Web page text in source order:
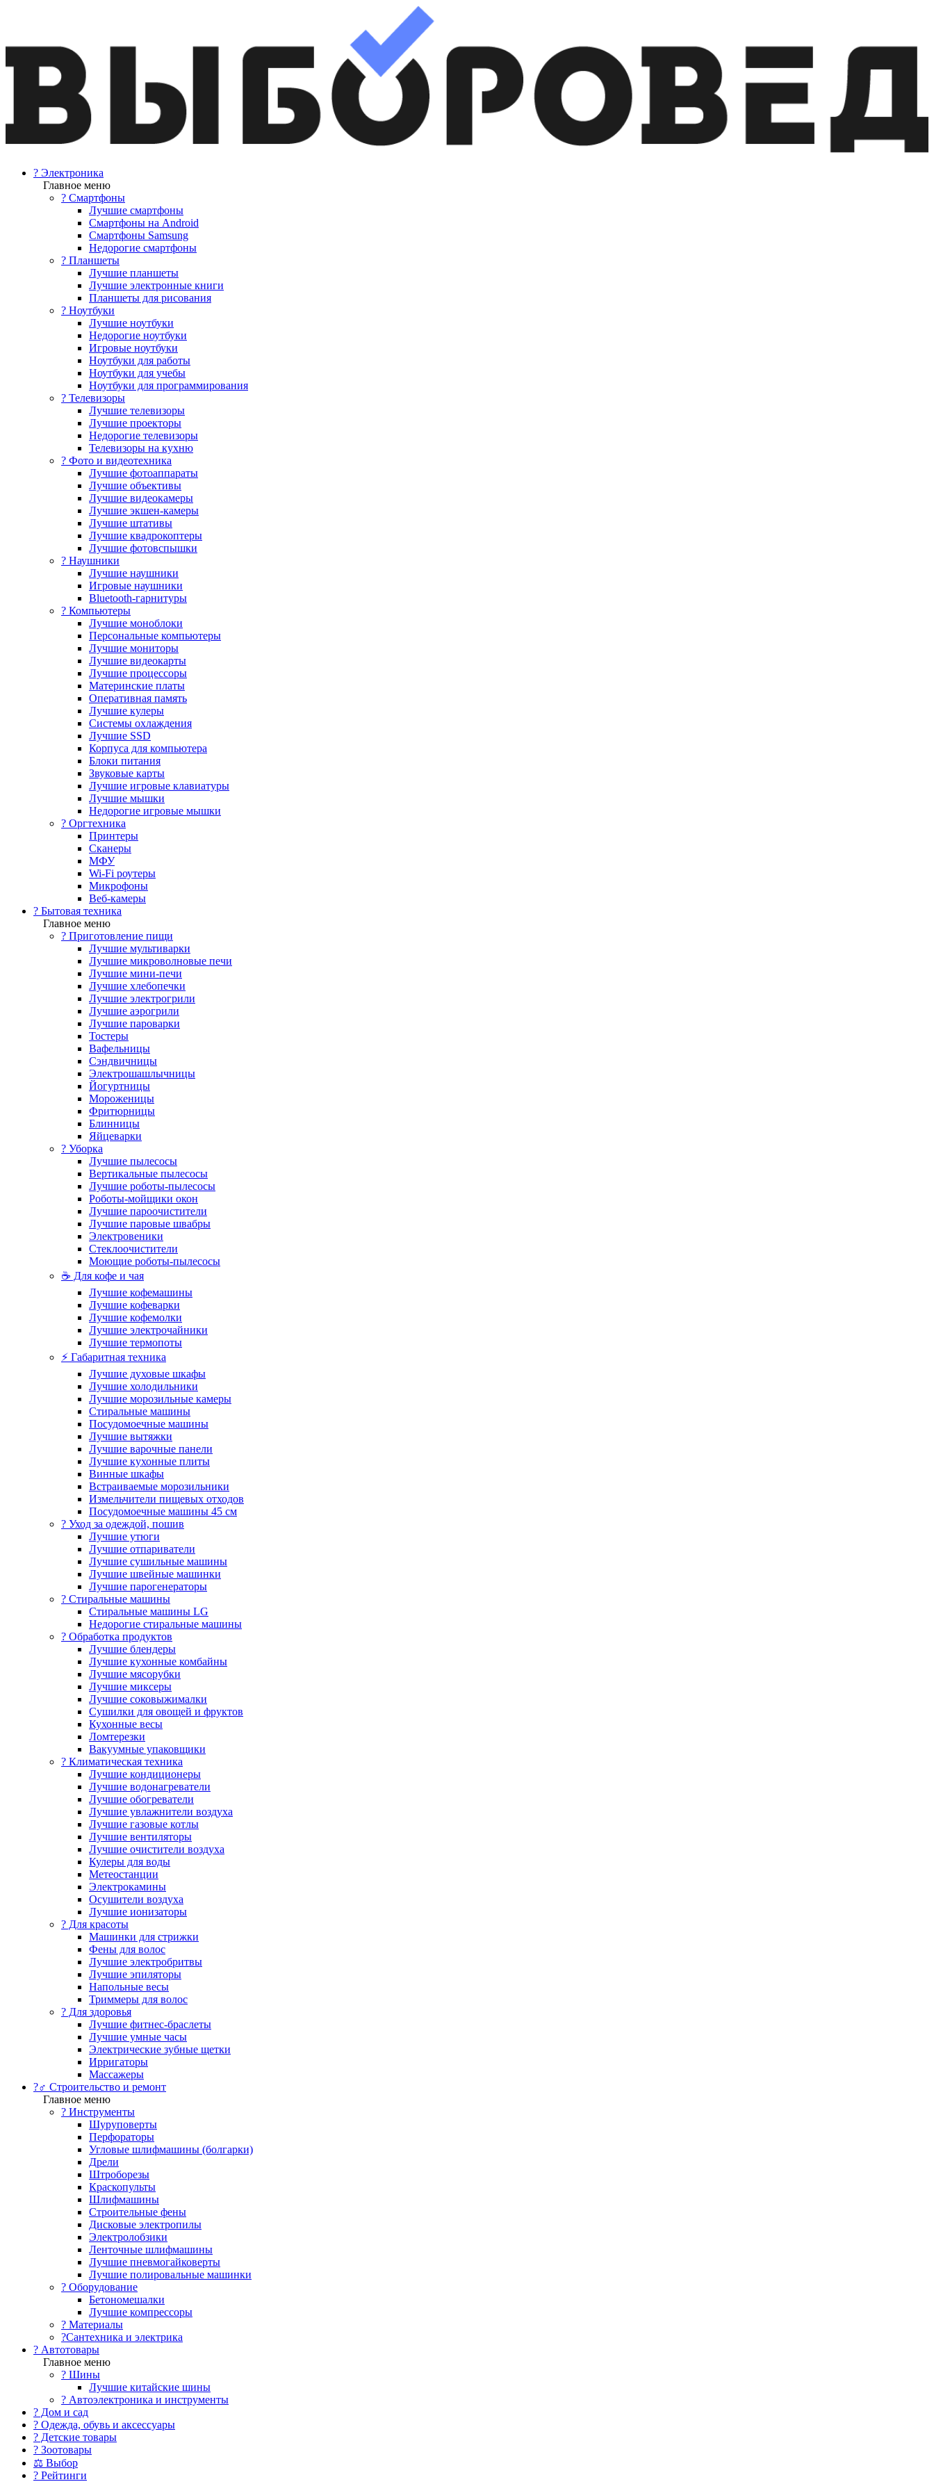
? Электроника
Главное меню
? Смартфоны
Лучшие смартфоны
Смартфоны на Android
Смартфоны Samsung
Недорогие смартфоны
? Планшеты
Лучшие планшеты
Лучшие электронные книги
Планшеты для рисования
? Ноутбуки
Лучшие ноутбуки
Недорогие ноутбуки
Игровые ноутбуки
Ноутбуки для работы
Ноутбуки для учебы
Ноутбуки для программирования
? Телевизоры
Лучшие телевизоры
Лучшие проекторы
Недорогие телевизоры
Телевизоры на кухню
? Фото и видеотехника
Лучшие фотоаппараты
Лучшие объективы
Лучшие видеокамеры
Лучшие экшен-камеры
Лучшие штативы
Лучшие квадрокоптеры
Лучшие фотовспышки
? Наушники
Лучшие наушники
Игровые наушники
Bluetooth-гарнитуры
?️ Компьютеры
Лучшие моноблоки
Персональные компьютеры
Лучшие мониторы
Лучшие видеокарты
Лучшие процессоры
Материнские платы
Оперативная память
Лучшие кулеры
Системы охлаждения
Лучшие SSD
Корпуса для компьютера
Блоки питания
Звуковые карты
Лучшие игровые клавиатуры
Лучшие мышки
Недорогие игровые мышки
?️ Оргтехника
Принтеры
Сканеры
МФУ
Wi-Fi роутеры
Микрофоны
Веб-камеры
? Бытовая техника
Главное меню
? Приготовление пищи
Лучшие мультиварки
Лучшие микроволновые печи
Лучшие мини-печи
Лучшие хлебопечки
Лучшие электрогрили
Лучшие аэрогрили
Лучшие пароварки
Тостеры
Вафельницы
Сэндвичницы
Электрошашлычницы
Йогуртницы
Мороженицы
Фритюрницы
Блинницы
Яйцеварки
? Уборка
Лучшие пылесосы
Вертикальные пылесосы
Лучшие роботы-пылесосы
Роботы-мойщики окон
Лучшие пароочистители
Лучшие паровые швабры
Электровеники
Стеклоочистители
Моющие роботы-пылесосы
☕ Для кофе и чая
Лучшие кофемашины
Лучшие кофеварки
Лучшие кофемолки
Лучшие электрочайники
Лучшие термопоты
⚡ Габаритная техника
Лучшие духовые шкафы
Лучшие холодильники
Лучшие морозильные камеры
Стиральные машины
Посудомоечные машины
Лучшие вытяжки
Лучшие варочные панели
Лучшие кухонные плиты
Винные шкафы
Встраиваемые морозильники
Измельчители пищевых отходов
Посудомоечные машины 45 см
? Уход за одеждой, пошив
Лучшие утюги
Лучшие отпариватели
Лучшие сушильные машины
Лучшие швейные машинки
Лучшие парогенераторы
? Стиральные машины
Стиральные машины LG
Недорогие стиральные машины
? Обработка продуктов
Лучшие блендеры
Лучшие кухонные комбайны
Лучшие мясорубки
Лучшие миксеры
Лучшие соковыжималки
Сушилки для овощей и фруктов
Кухонные весы
Ломтерезки
Вакуумные упаковщики
?️ Климатическая техника
Лучшие кондиционеры
Лучшие водонагреватели
Лучшие обогреватели
Лучшие увлажнители воздуха
Лучшие газовые котлы
Лучшие вентиляторы
Лучшие очистители воздуха
Кулеры для воды
Метеостанции
Электрокамины
Осушители воздуха
Лучшие ионизаторы
? Для красоты
Машинки для стрижки
Фены для волос
Лучшие электробритвы
Лучшие эпиляторы
Напольные весы
Триммеры для волос
? Для здоровья
Лучшие фитнес-браслеты
Лучшие умные часы
Электрические зубные щетки
Ирригаторы
Массажеры
?‍♂️ Строительство и ремонт
Главное меню
?️ Инструменты
Шуруповерты
Перфораторы
Угловые шлифмашины (болгарки)
Дрели
Штроборезы
Краскопульты
Шлифмашины
Строительные фены
Дисковые электропилы
Электролобзики
Ленточные шлифмашины
Лучшие пневмогайковерты
Лучшие полировальные машинки
?️ Оборудование
Бетономешалки
Лучшие компрессоры
? Материалы
?Сантехника и электрика
? Автотовары
Главное меню
? Шины
Лучшие китайские шины
? Автоэлектроника и инструменты
? Дом и сад
? Одежда, обувь и аксессуары
? Детские товары
? Зоотовары
⚖ Выбор
? Рейтинги